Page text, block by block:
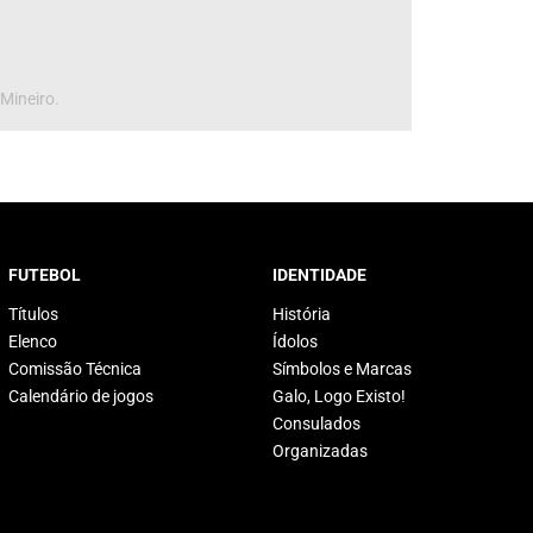
FUTEBOL
Títulos
Elenco
Comissão Técnica
Calendário de jogos
IDENTIDADE
História
Ídolos
Símbolos e Marcas
Galo, Logo Existo!
Consulados
Organizadas